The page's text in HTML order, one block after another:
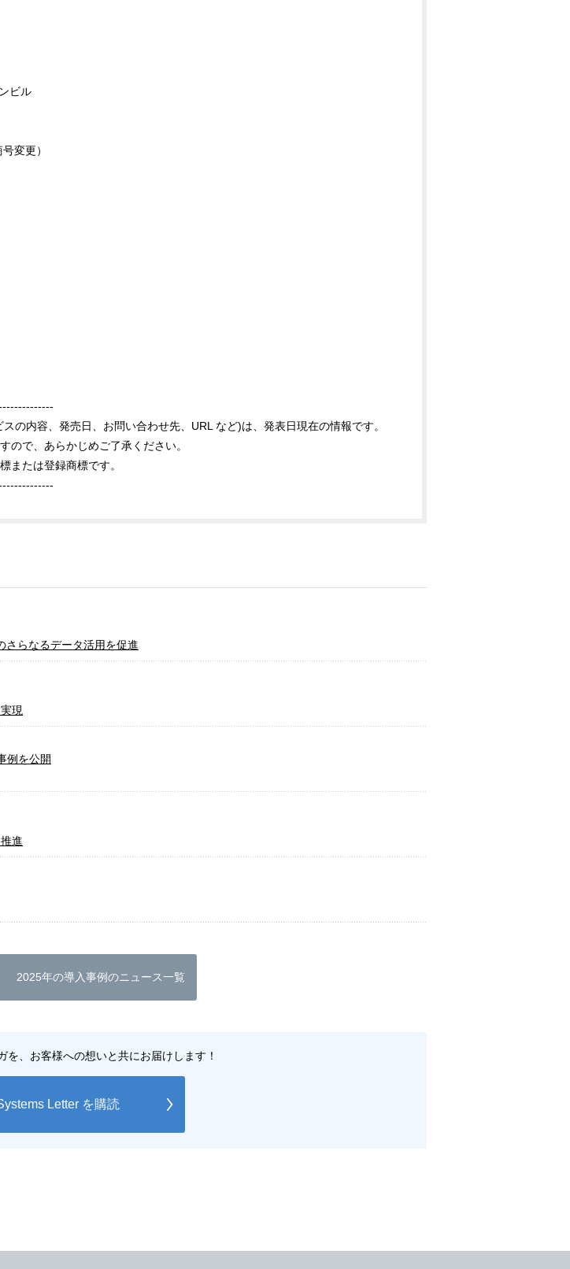
ビル
変更）
の内容、発売日、お問い合わせ先、URL など)は、発表日現在の情報です。
で、あらかじめご了承ください。
または登録商標です。
さらなるデータ活用を促進
現
例を公開
進
2025年の導入事例のニュース一覧
を、お客様への想いと共にお届けします！
Letter を購読